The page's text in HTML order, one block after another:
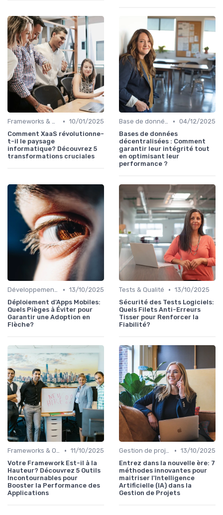
Frameworks & Outils • 10/01/2025
Comment XaaS révolutionne-
t-il le paysage
informatique? Découvrez 5
transformations cruciales
Base de données • 04/12/2025
Bases de données
décentralisées : Comment
garantir leur intégrité tout
en optimisant leur
performance ?
Développement mobile • 13/10/2025
Déploiement d'Apps Mobiles:
Quels Pièges à Éviter pour
Garantir une Adoption en
Flèche?
Tests & Qualité • 13/10/2025
Sécurité des Tests Logiciels:
Quels Filets Anti-Erreurs
Tisser pour Renforcer la
Fiabilité?
Frameworks & Outils • 11/10/2025
Votre Framework Est-il à la
Hauteur? Découvrez 5 Outils
Incontournables pour
Booster la Performance des
Applications
Gestion de projets • 13/10/2025
Entrez dans la nouvelle ère: 7
méthodes innovantes pour
maitriser l'Intelligence
Artificielle (IA) dans la
Gestion de Projets